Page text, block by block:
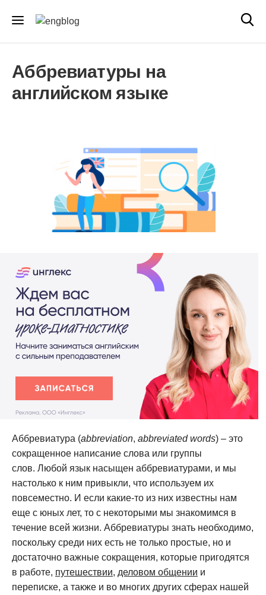
Аббревиатуры на
английском языке
Аббревиатура (abbreviation, abbreviated words) – это
сокращенное написание слова или группы
слов. Любой язык насыщен аббревиатурами, и мы
настолько к ним привыкли, что используем их
повсеместно. И если какие-то из них известны нам
еще с юных лет, то с некоторыми мы знакомимся в
течение всей жизни. Аббревиатуры знать необходимо,
поскольку среди них есть не только простые, но и
достаточно важные сокращения, которые пригодятся
в работе, путешествии, деловом общении и
переписке, а также и во многих других сферах нашей